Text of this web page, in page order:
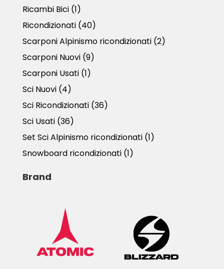
Ricambi Bici (1)
Ricondizionati (40)
Scarponi Alpinismo ricondizionati (2)
Scarponi Nuovi (9)
Scarponi Usati (1)
Sci Nuovi (4)
Sci Ricondizionati (36)
Sci Usati (36)
Set Sci Alpinismo ricondizionati (1)
Snowboard ricondizionati (1)
Brand